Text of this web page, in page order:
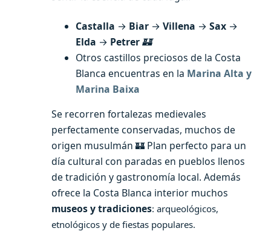
Castalla → Biar → Villena → Sax →
Elda → Petrer🏰
Otros castillos preciosos de la Costa
Blanca encuentras en la Marina Alta y
Marina Baixa
Se recorren fortalezas medievales
perfectamente conservadas, muchos de
origen musulmán 🏰 Plan perfecto para un
día cultural con paradas en pueblos llenos
de tradición y gastronomía local. Además
ofrece la Costa Blanca interior muchos
museos y tradiciones: arqueológicos,
etnológicos y de fiestas populares.